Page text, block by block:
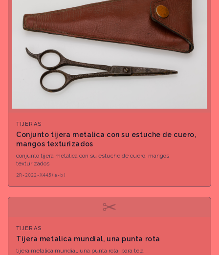
TIJERAS
Conjunto tijera metalica con su estuche de cuero,
mangos texturizados
conjunto tijera metalica con su estuche de cuero, mangos
texturizados
2R-2022-X445(a-b)
✂
TIJERAS
Tijera metalica mundial, una punta rota
tijera metalica mundial, una punta rota, para tela